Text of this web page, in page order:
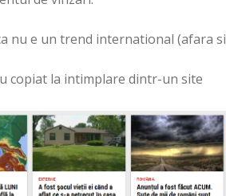
nu e un trend international (afara
copiat la intimplare dintr-un site